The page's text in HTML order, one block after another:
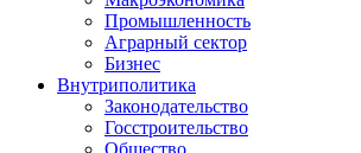
Промышленность
Аграрный сектор
Бизнес
Внутриполитика
Законодательство
Госстроительство
Общество